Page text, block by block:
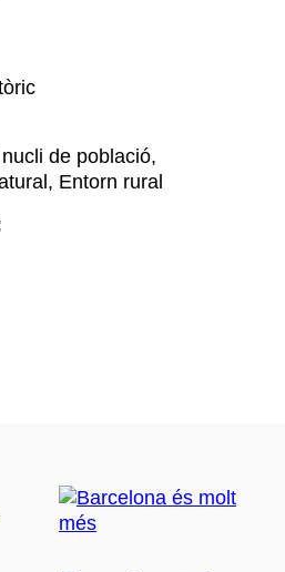
de població,
Entorn rural